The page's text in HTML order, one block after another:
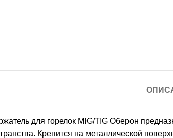
для горелок MIG/TIG Оберон
Крепится на металлической